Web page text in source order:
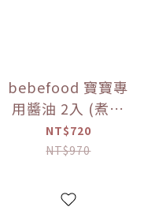
bebefood 寶寶專
用醬油 2入 (煮湯
*1+沾用*1) +little
pasta造型義大利麵
限定】
NT$720
NT$970